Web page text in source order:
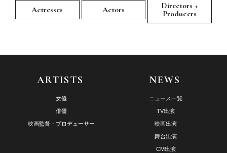
Actresses Actors
Directors +
Producers
ARTISTS
女優
俳優
映画監督・プロデューサー
NEWS
ニュース一覧
TV出演
映画出演
舞台出演
CM出演